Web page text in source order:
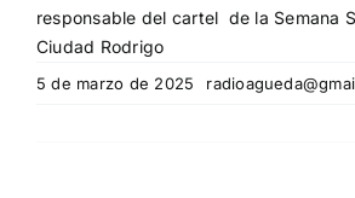
responsable del cartel de la Semana
Ciudad Rodrigo
5 de marzo de 2025